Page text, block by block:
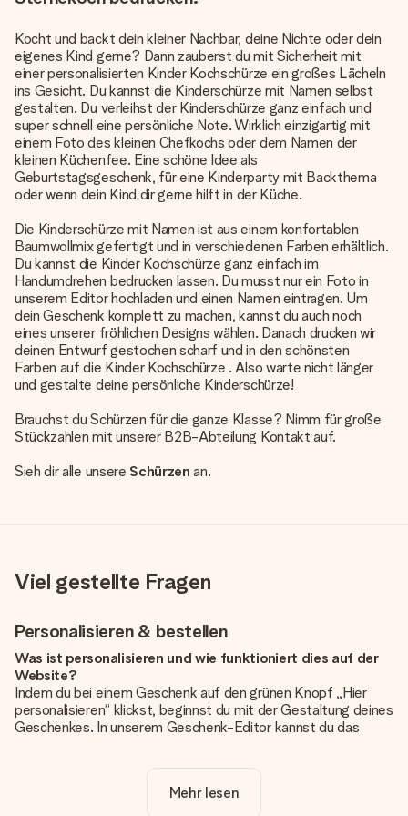
Kocht und backt dein kleiner Nachbar, deine Nichte oder dein
eigenes Kind gerne? Dann zauberst du mit Sicherheit mit
einer personalisierten Kinder Kochschürze ein großes Lächeln
ins Gesicht. Du kannst die Kinderschürze mit Namen selbst
gestalten. Du verleihst der Kinderschürze ganz einfach und
super schnell eine persönliche Note. Wirklich einzigartig mit
einem Foto des kleinen Chefkochs oder dem Namen der
kleinen Küchenfee. Eine schöne Idee als
Geburtstagsgeschenk, für eine Kinderparty mit Backthema
oder wenn dein Kind dir gerne hilft in der Küche.
Die Kinderschürze mit Namen ist aus einem konfortablen
Baumwollmix gefertigt und in verschiedenen Farben erhältlich.
Du kannst die Kinder Kochschürze ganz einfach im
Handumdrehen bedrucken lassen. Du musst nur ein Foto in
unserem Editor hochladen und einen Namen eintragen. Um
dein Geschenk komplett zu machen, kannst du auch noch
eines unserer fröhlichen Designs wählen. Danach drucken wir
deinen Entwurf gestochen scharf und in den schönsten
Farben auf die Kinder Kochschürze . Also warte nicht länger
und gestalte deine persönliche Kinderschürze!
Brauchst du Schürzen für die ganze Klasse? Nimm für große
Stückzahlen mit unserer B2B-Abteilung Kontakt auf.
Sieh dir alle unsereSchürzen an.
Viel gestellte Fragen
Personalisieren & bestellen
Was ist personalisieren und wie funktioniert dies auf der
Website?
Indem du bei einem Geschenk auf den grünen Knopf „Hier
personalisieren“ klickst, beginnst du mit der Gestaltung deines
Geschenkes. In unserem Geschenk-Editor kannst du das
noch eines unserer angebotenen Designs, um deinem
Geschenk die perfekte Ausstrahlung zu verleihen.
Mehr lesen